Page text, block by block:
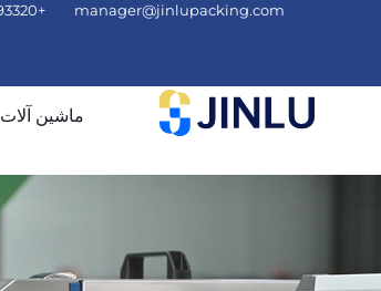
manager@jinlupacking.com
+86-18011793320
ماشین آلات